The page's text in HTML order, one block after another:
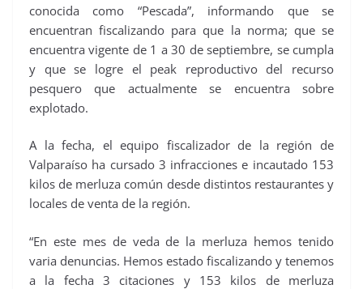
conocida como “Pescada”, informando que se
encuentran fiscalizando para que la norma; que se
encuentra vigente de 1 a 30 de septiembre, se cumpla
y que se logre el peak reproductivo del recurso
pesquero que actualmente se encuentra sobre
explotado.
A la fecha, el equipo fiscalizador de la región de
Valparaíso ha cursado 3 infracciones e incautado 153
kilos de merluza común desde distintos restaurantes y
locales de venta de la región.
“En este mes de veda de la merluza hemos tenido
varia denuncias. Hemos estado fiscalizando y tenemos
a la fecha 3 citaciones y 153 kilos de merluza